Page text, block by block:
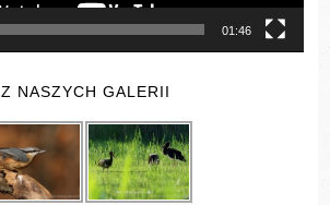
01:46
Z NASZYCH GALERII